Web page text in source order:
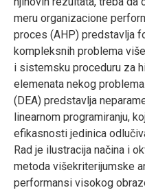
meru organizacione
proces (AHP) predstavlja
kompleksnih problema
i sistemsku proceduru za
elemenata nekog
(DEA) predstavlja
linearnom programiranju,
efikasnosti jedinica
Rad je ilustracija načina i
metoda višekriterijumske
performansi visokog